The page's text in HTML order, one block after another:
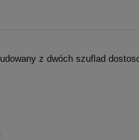
z dwóch szuflad